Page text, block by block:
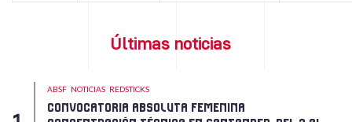
Últimas noticias
ABSF NOTICIAS REDSTICKS
CONVOCATORIA ABSOLUTA FEMENINA